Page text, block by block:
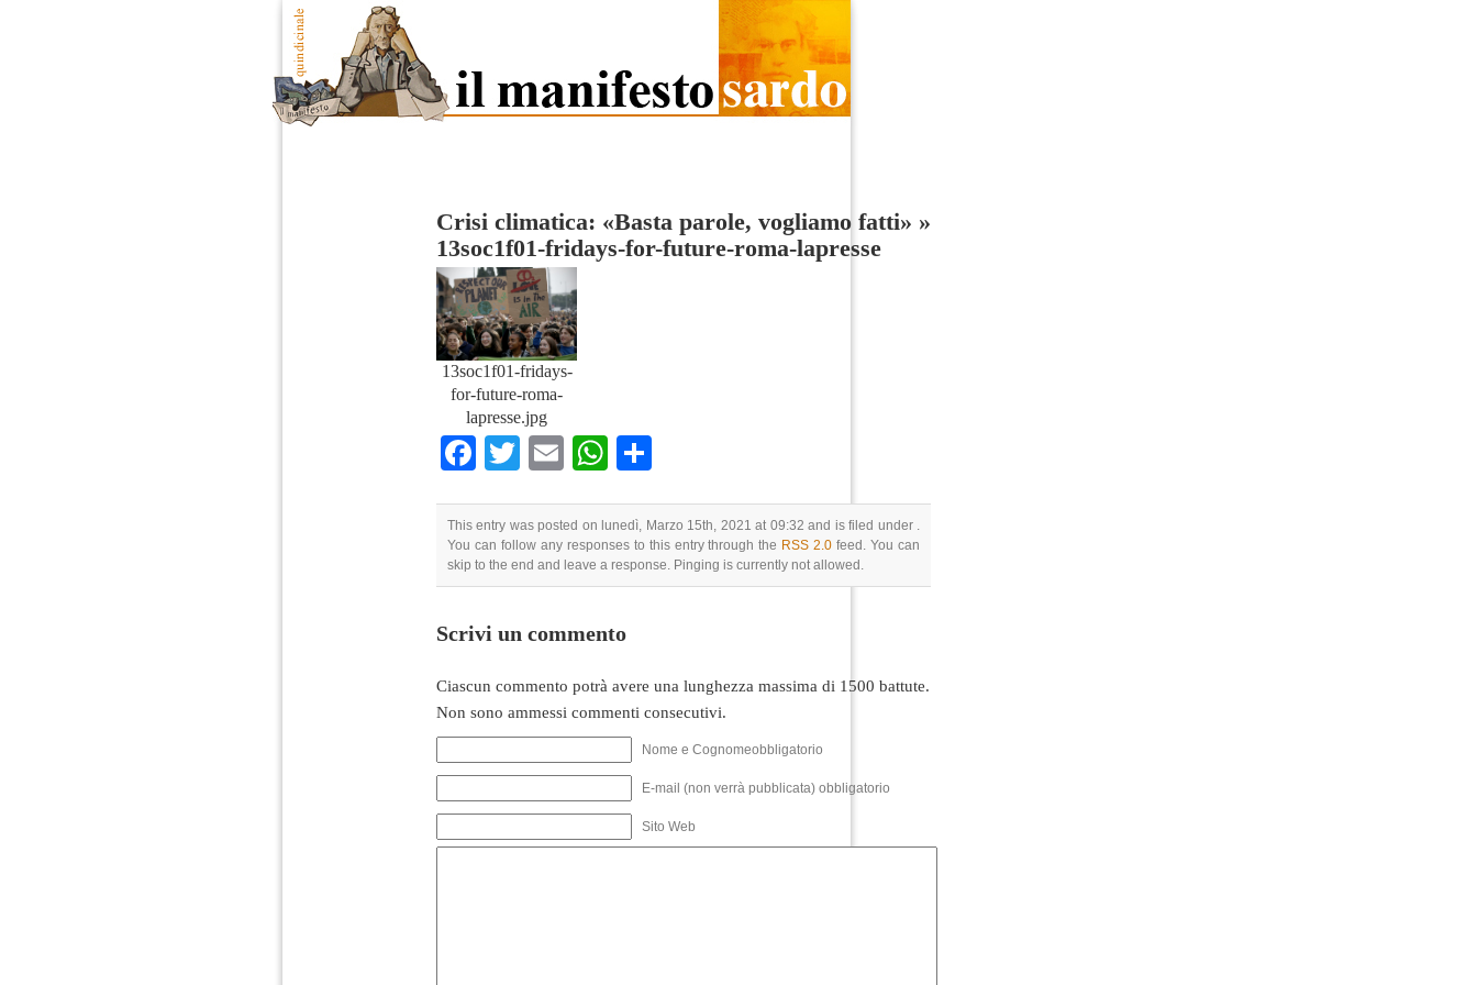
Crisi climatica: «Basta parole, vogliamo fatti» »
13soc1f01-fridays-for-future-roma-lapresse
13soc1f01-fridays-
for-future-roma-
lapresse.jpg
Facebook
TwitterEmailWhatsApp
This entry was posted on lunedì, Marzo 15th, 2021 at 09:32 and is filed under .
You can follow any responses to this entry through the RSS 2.0 feed. You can
skip to the end and leave a response. Pinging is currently not allowed.
Scrivi un commento
Ciascun commento potrà avere una lunghezza massima di 1500 battute.
Non sono ammessi commenti consecutivi.
Nome e Cognomeobbligatorio
E-mail (non verrà pubblicata) obbligatorio
Sito Web